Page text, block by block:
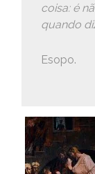
coisa: é
quando
Esopo.